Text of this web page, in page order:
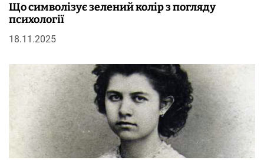
Що символізує зелений колір з погляду
психології
18.11.2025